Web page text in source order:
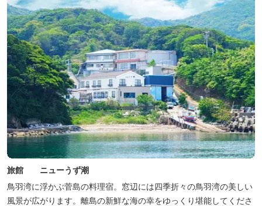
旅館 ニューうず潮
鳥羽湾に浮かぶ菅島の料理宿。窓辺には四季折々の鳥羽湾の美しい
風景が広がります。離島の新鮮な海の幸をゆっくり堪能してくださ